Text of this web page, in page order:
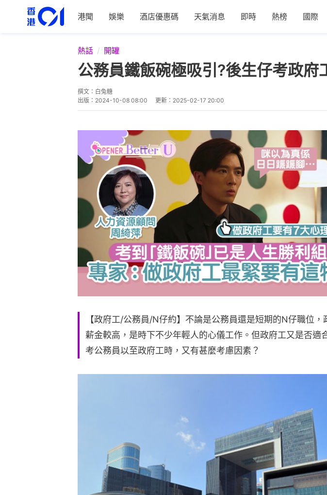
港聞 娛樂 酒店優惠碼 天氣消息 即時 熱榜 國際
熱話 開罐
公務員鐵飯碗極吸引?後生仔考政
撰文： 白兔糖
出版： 2024-10-08 08:00 更新： 2025-02-17 20:00
【政府工/公務員/N仔約】不論是公務員還是短期的N仔職位，
薪金較高，是時下不少年輕人的心儀工作。但政府工又是否適
考公務員以至政府工時，又有甚麼考慮因素？